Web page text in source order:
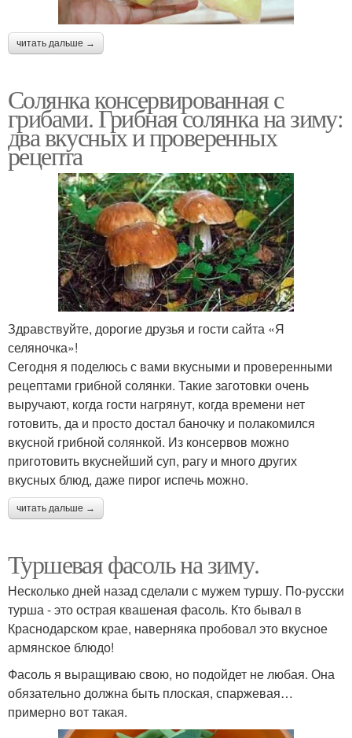
читать дальше →
Солянка консервированная с
грибами. Грибная солянка на зиму:
два вкусных и проверенных
рецепта
Здравствуйте, дорогие друзья и гости сайта «Я
селяночка»!
Сегодня я поделюсь с вами вкусными и проверенными
рецептами грибной солянки. Такие заготовки очень
выручают, когда гости нагрянут, когда времени нет
готовить, да и просто достал баночку и полакомился
вкусной грибной солянкой. Из консервов можно
приготовить вкуснейший суп, рагу и много других
вкусных блюд, даже пирог испечь можно.
читать дальше →
Туршевая фасоль на зиму.
Несколько дней назад сделали с мужем туршу. По-русски
турша - это острая квашеная фасоль. Кто бывал в
Краснодарском крае, наверняка пробовал это вкусное
армянское блюдо!
Фасоль я выращиваю свою, но подойдет не любая. Она
обязательно должна быть плоская, спаржевая…
примерно вот такая.